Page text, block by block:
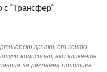
с "Трансфер"
връзки, от които
комисиони, ако кликнете
за рекламна политика.